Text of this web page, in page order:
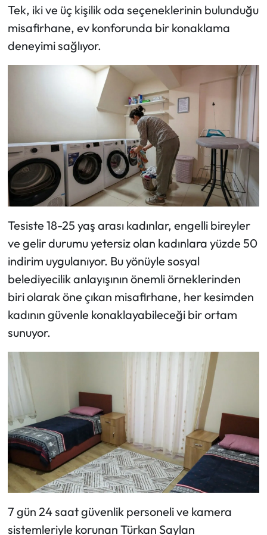
Tek, iki ve üç kişilik oda seçeneklerinin bulunduğu
misafirhane, ev konforunda bir konaklama
deneyimi sağlıyor.
Tesiste 18-25 yaş arası kadınlar, engelli bireyler
ve gelir durumu yetersiz olan kadınlara yüzde 50
indirim uygulanıyor. Bu yönüyle sosyal
belediyecilik anlayışının önemli örneklerinden
biri olarak öne çıkan misafirhane, her kesimden
kadının güvenle konaklayabileceği bir ortam
sunuyor.
7 gün 24 saat güvenlik personeli ve kamera
sistemleriyle korunan Türkan Saylan